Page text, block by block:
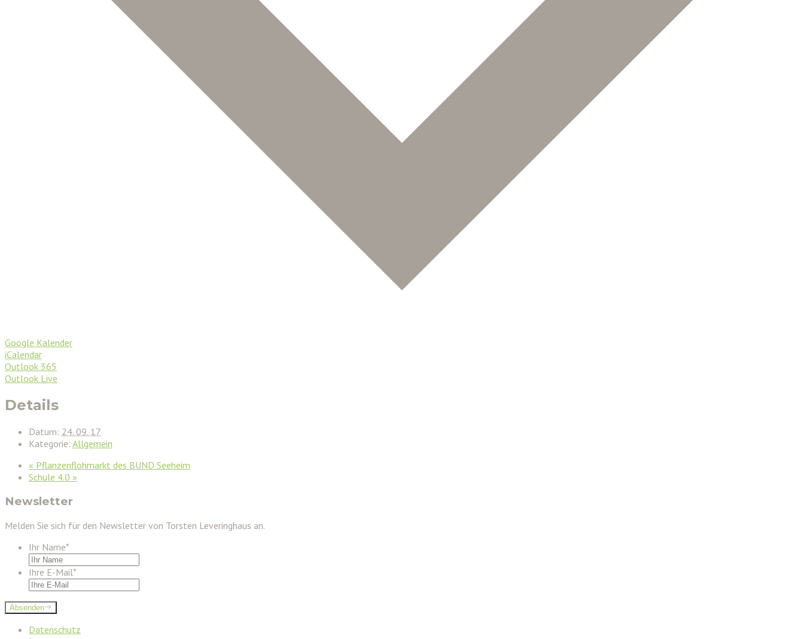
Google Kalender
iCalendar
Outlook 365
Outlook Live
Details
Datum: 24. 09. 17
Kategorie: Allgemein
« Pflanzenflohmarkt des BUND Seeheim
Schule 4.0 »
Newsletter
Melden Sie sich für den Newsletter von Torsten Leveringhaus an.
Ihr Name*
Ihre E-Mail*
Absenden
Datenschutz